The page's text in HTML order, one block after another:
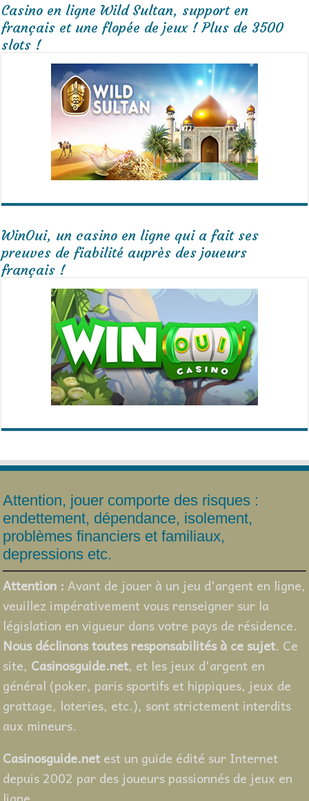
Casino en ligne Wild Sultan, support en
français et une flopée de jeux ! Plus de 3500
slots !
WinOui, un casino en ligne qui a fait ses
preuves de fiabilité auprès des joueurs
français !
Attention, jouer comporte des risques :
endettement, dépendance, isolement,
problèmes financiers et familiaux,
depressions etc.
Attention : Avant de jouer à un jeu d'argent en ligne,
veuillez impérativement vous renseigner sur la
législation en vigueur dans votre pays de résidence.
Nous déclinons toutes responsabilités à ce sujet. Ce
site, Casinosguide.net, et les jeux d'argent en
général (poker, paris sportifs et hippiques, jeux de
grattage, loteries, etc.), sont strictement interdits
aux mineurs.
Casinosguide.netest un guide édité sur Internet
depuis 2002 par des joueurs passionnés de jeux en